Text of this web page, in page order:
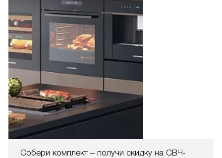
Собери комплект – получи скидку на СВЧ-